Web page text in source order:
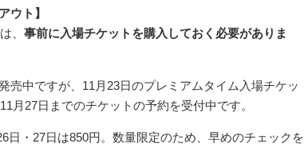
ウト】
、 事前に入場チケットを購入しておく必要がありま
売中ですが、11月23日のプレミアムタイム入場チケッ
月27日までのチケットの予約を受付中です。
・27日は850円。数量限定のため、早めのチェックを